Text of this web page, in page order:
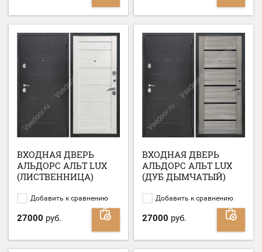
ВХОДНАЯ ДВЕРЬ
АЛЬДОРС АЛЬТ LUX
(ЛИСТВЕННИЦА)
Добавить к сравнению
27000 руб.
ВХОДНАЯ ДВЕРЬ
АЛЬДОРС АЛЬТ LUX
(ДУБ ДЫМЧАТЫЙ)
Добавить к сравнению
27000 руб.